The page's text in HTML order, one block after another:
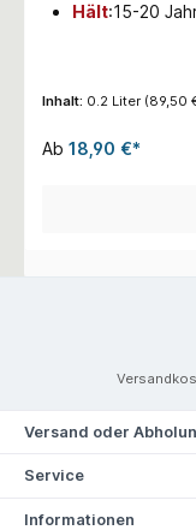
Hält:15-20
Inhalt: 0.2 Liter (89,50
Ab 18,90 €*
Versand oder
Service
Informationen